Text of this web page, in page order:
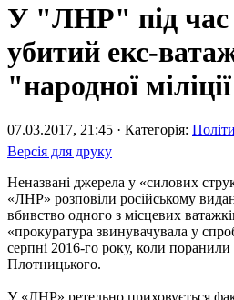
У "ЛНР" під час
убитий екс-
"народної
07.03.2017, 21:45 · Категорія:
Версія для друку
Неназвані джерела у «силових
«ЛНР» розповіли російському
вбивство одного з місцевих
«прокуратура звинувачувала у
серпні 2016-го року, коли
Плотницького.
У «ЛНР» ретельно приховується